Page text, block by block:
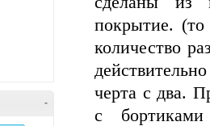
-
покрытие. (то
количество
черта с два.
с